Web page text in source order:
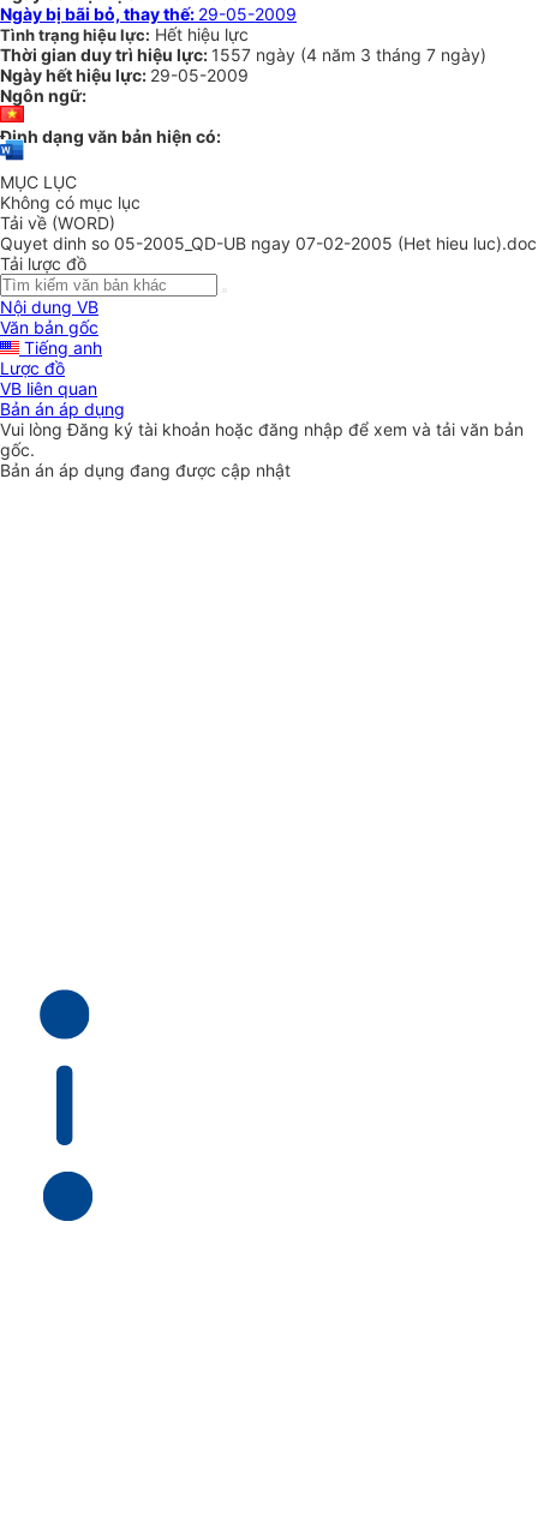
Ngày bị bãi bỏ, thay thế: 29-05-2009
Tình trạng hiệu lực: Hết hiệu lực
Thời gian duy trì hiệu lực: 1557 ngày (4 năm 3 tháng 7 ngày)
Ngày hết hiệu lực: 29-05-2009
Ngôn ngữ:
Định dạng văn bản hiện có:
MỤC LỤC
Không có mục lục
Tải về (WORD)
Quyet dinh so 05-2005_QD-UB ngay 07-02-2005 (Het hieu luc).doc
Tải lược đồ
Nội dung VB
Văn bản gốc
Tiếng anh
Lược đồ
VB liên quan
Bản án áp dụng
Vui lòngĐăng ký tài khoản hoặc đăng nhập để xem và tải văn bản
gốc.
Bản án áp dụng đang được cập nhật